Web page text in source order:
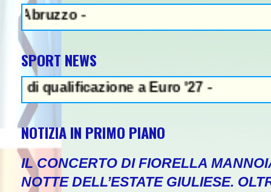
-
SPORT NEWS
a Euro '27 -
NOTIZIA IN PRIMO PIANO
IL CONCERTO DI FIORELLA
NOTTE DELL’ESTATE GIULIESE.